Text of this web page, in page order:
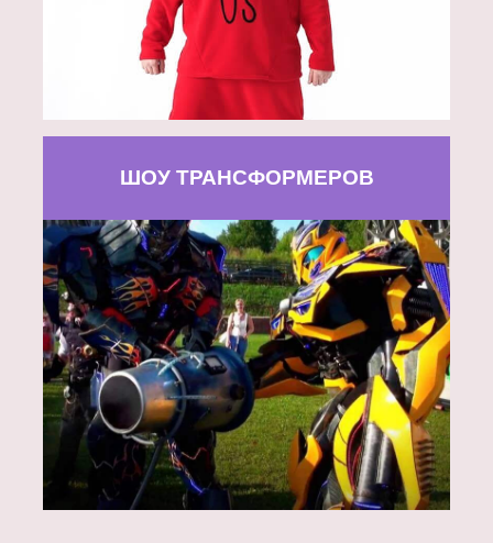
ШОУ ТРАНСФОРМЕРОВ